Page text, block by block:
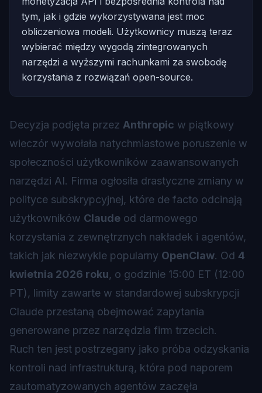
tym, jak i gdzie wykorzystywana jest moc
obliczeniowa modeli. Użytkownicy muszą teraz
wybierać między wygodą zintegrowanych
narzędzi a wyższymi rachunkami za swobodę
korzystania z rozwiązań open-source.
Decyzja podjęta przez Anthropic w piątkowy
wieczór wywołała natychmiastowe poruszenie w
społeczności użytkowników zaawansowanych
narzędzi AI. Firma ogłosiła drastyczne zmiany w
polityce subskrypcyjnej, które de facto odcinają
użytkowników Claude od darmowego
korzystania z zewnętrznych nakładek i agentów,
takich jak niezwykle popularny OpenClaw. Od 4
kwietnia 2026 roku, o godzinie 15:00 ET (12:00
PT), limity zawarte w standardowej subskrypcji
Claude przestaną obejmować zapytania
generowane przez narzędzia firm trzecich.
Ruch ten jest postrzegany jako próba odzyskania
kontroli nad infrastrukturą, która pod naporem
zautomatyzowanych agentów zaczęła